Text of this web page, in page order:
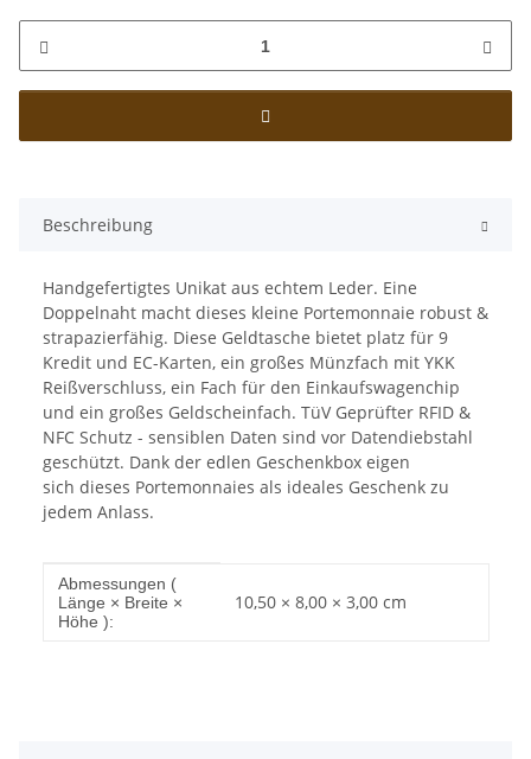
Beschreibung
Handgefertigtes Unikat aus echtem Leder. Eine
Doppelnaht macht dieses kleine Portemonnaie robust &
strapazierfähig. Diese Geldtasche bietet platz für 9
Kredit und EC-Karten, ein großes Münzfach mit YKK
Reißverschluss, ein Fach für den Einkaufswagenchip
und ein großes Geldscheinfach. TüV Geprüfter RFID &
NFC Schutz - sensiblen Daten sind vor Datendiebstahl
geschützt. Dank der edlen Geschenkbox eigen
sich dieses Portemonnaies als ideales Geschenk zu
jedem Anlass.
Produkteigenschaft
Wert
Abmessungen (
Länge × Breite ×
Höhe ):
10,50 × 8,00 × 3,00 cm